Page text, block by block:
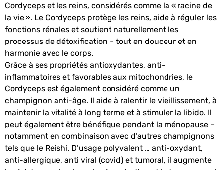
Cordyceps et les reins, considérés comme la « racine de
la vie ». Le Cordyceps protège les reins, aide à réguler les
fonctions rénales et soutient naturellement les
processus de détoxification – tout en douceur et en
harmonie avec le corps.
Grâce à ses propriétés antioxydantes, anti-
inflammatoires et favorables aux mitochondries, le
Cordyceps est également considéré comme un
champignon anti-âge. Il aide à ralentir le vieillissement, à
maintenir la vitalité à long terme et à stimuler la libido. Il
peut également être bénéfique pendant la ménopause –
notamment en combinaison avec d’autres champignons
tels que le Reishi. D’usage polyvalent … anti-oxydant,
anti-allergique, anti viral (covid) et tumoral, il augmente